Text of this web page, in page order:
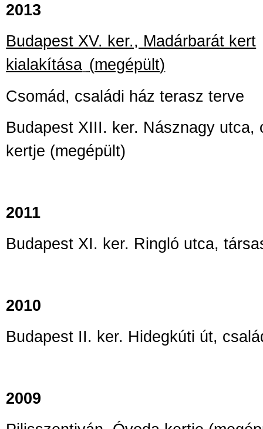
2013
Budapest XV. ker., Madárbarát kert
kialakítása (megépült)
Csomád, családi ház terasz terve
Budapest XIII. ker. Násznagy utca,
kertje (megépült)
2011
Budapest XI. ker. Ringló utca,
2010
Budapest II. ker. Hidegkúti út,
2009